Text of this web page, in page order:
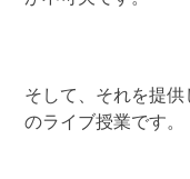
そして、それを提
のライブ授業です。